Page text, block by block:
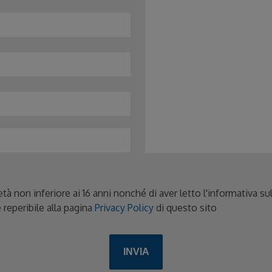
non inferiore ai 16 anni nonché di aver letto l'informativa
alla pagina Privacy Policy di questo sito